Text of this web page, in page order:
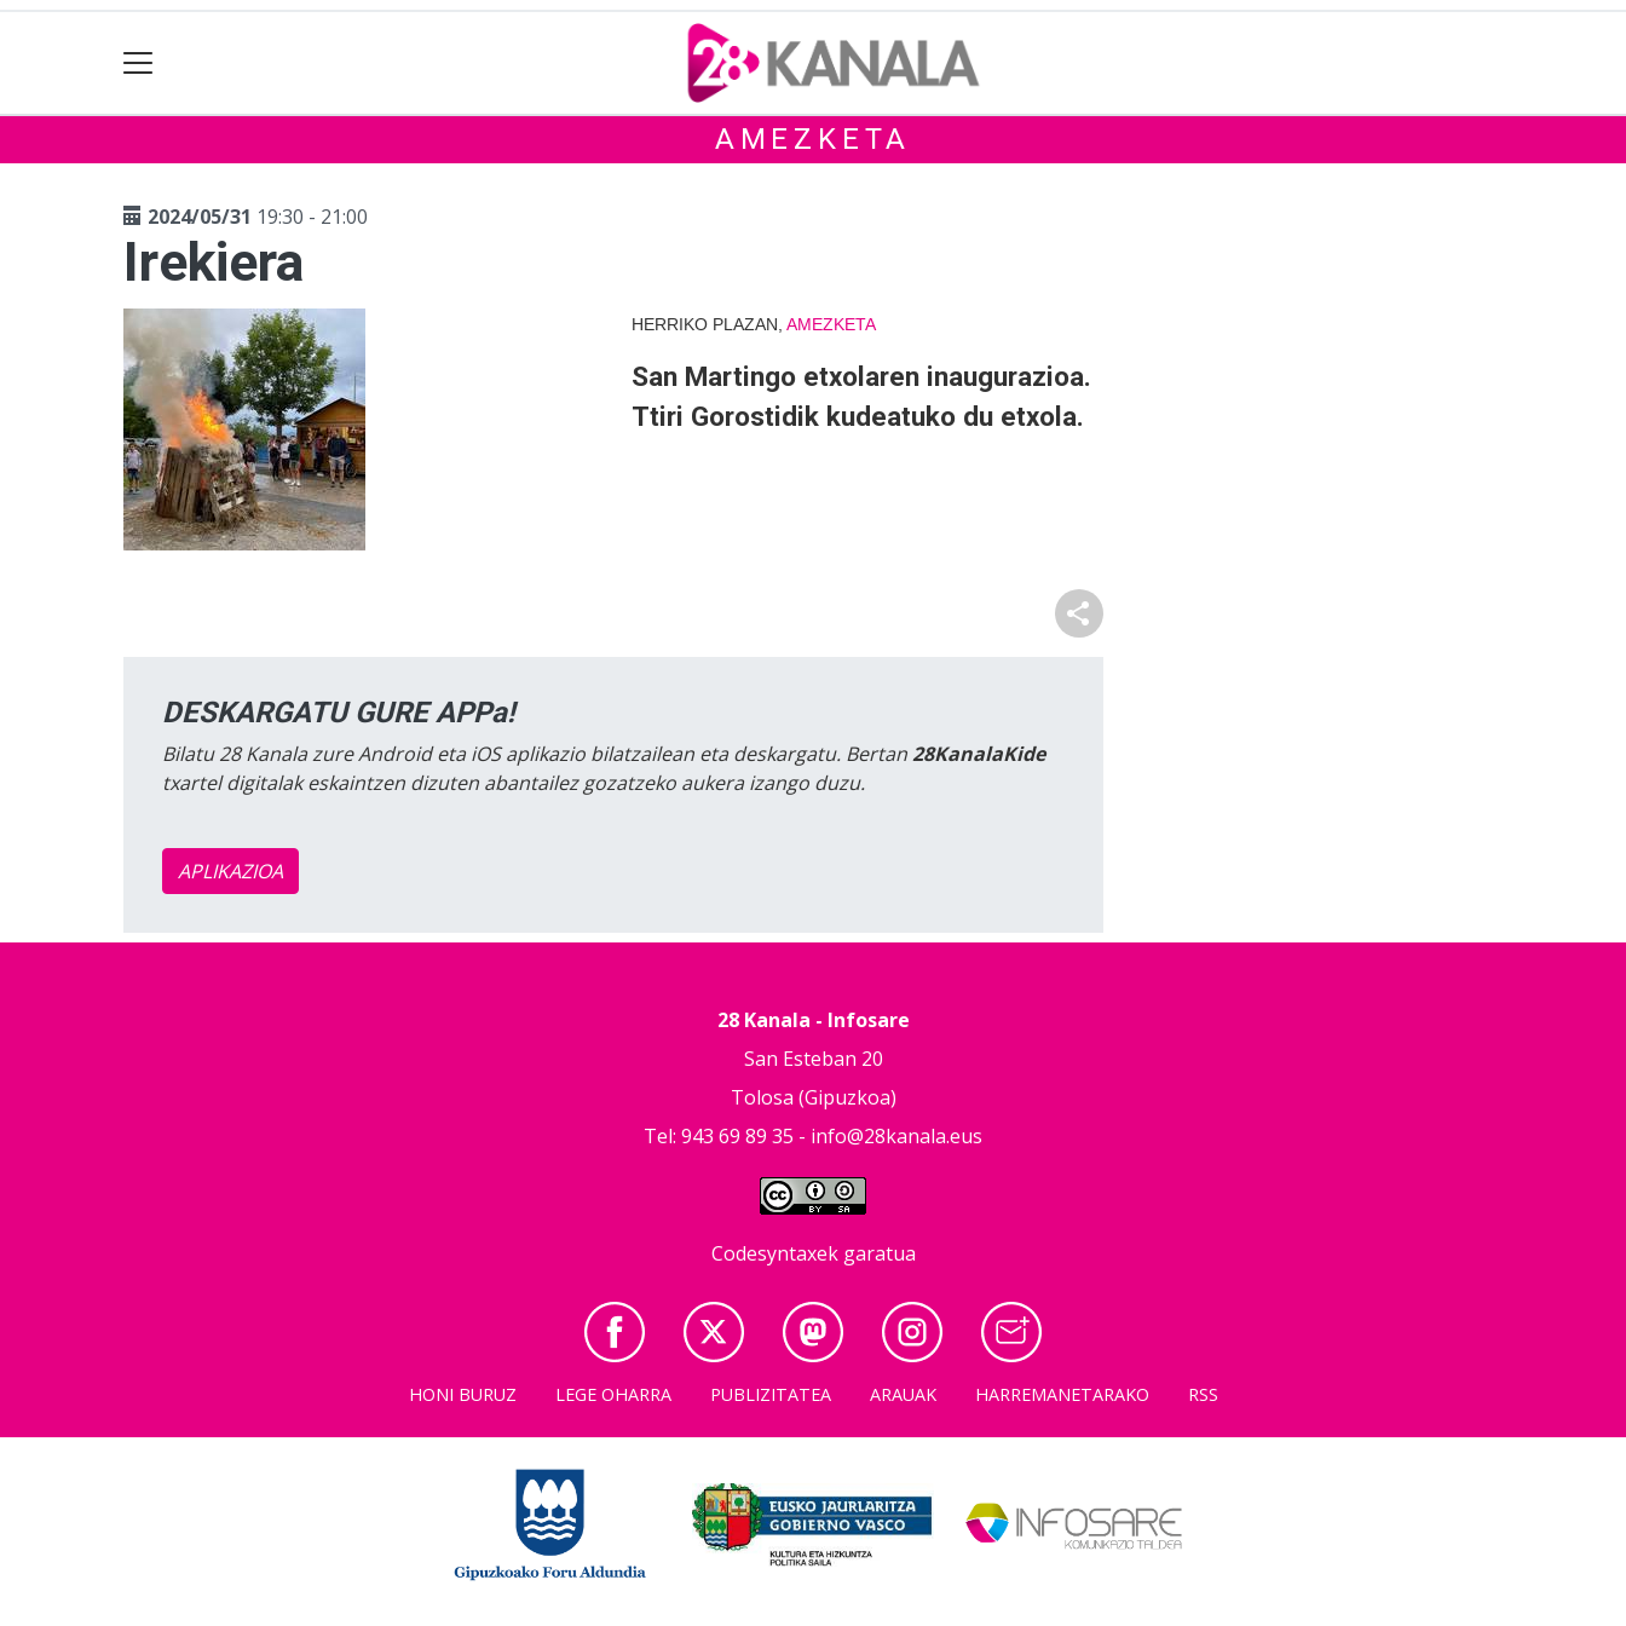
AMEZKETA
2024/05/31 19:30 - 21:00
Irekiera
HERRIKO PLAZAN, AMEZKETA
San Martingo etxolaren inaugurazioa.
Ttiri Gorostidik kudeatuko du etxola.
DESKARGATU GURE APPa!
Bilatu 28 Kanala zure Android eta iOS aplikazio bilatzailean eta deskargatu. Bertan28KanalaKide
txartel digitalak eskaintzen dizuten abantailez gozatzeko aukera izango duzu.
APLIKAZIOA
28 Kanala - Infosare
San Esteban 20
Tolosa (Gipuzkoa)
Tel: 943 69 89 35 - info@28kanala.eus
Codesyntaxek garatua
HONI BURUZ LEGE OHARRA PUBLIZITATEA ARAUAK HARREMANETARAKO RSS